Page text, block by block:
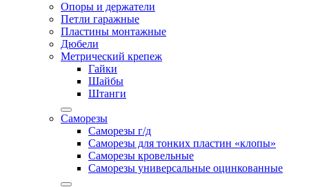
Опоры и держатели
Петли гаражные
Пластины монтажные
Дюбели
Метрический крепеж
Гайки
Шайбы
Штанги
Саморезы
Саморезы г/д
Саморезы для тонких пластин «клопы»
Саморезы кровельные
Саморезы универсальные оцинкованные